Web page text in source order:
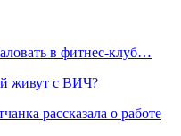
в фитнес-клуб…
живут с ВИЧ?
рассказала о работе